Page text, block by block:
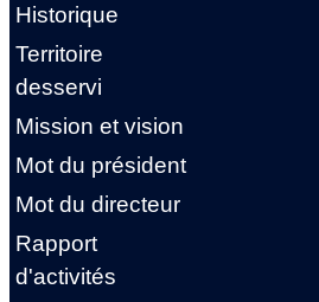
Historique
Territoire
desservi
Mission et vision
Mot du président
Mot du directeur
Rapport
d'activités